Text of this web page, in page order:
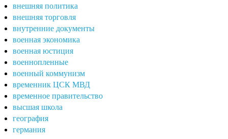
внешняя политика
внешняя торговля
внутренние документы
военная экономика
военная юстиция
военнопленные
военный коммунизм
временник ЦСК МВД
временное правительство
высшая школа
география
германия